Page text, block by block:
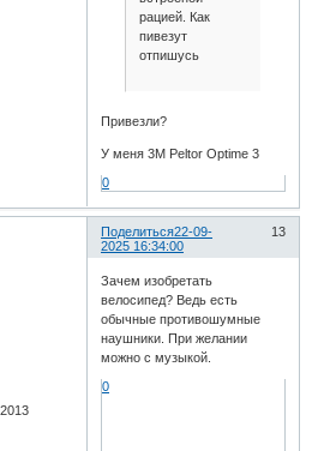
рацией. Как
пивезут
отпишусь
Привезли?
У меня 3М Peltor Optime 3
0
Поделиться 13
22-09-
2025 16:34:00
Зачем изобретать
велосипед? Ведь есть
обычные противошумные
наушники. При желании
можно с музыкой.
0